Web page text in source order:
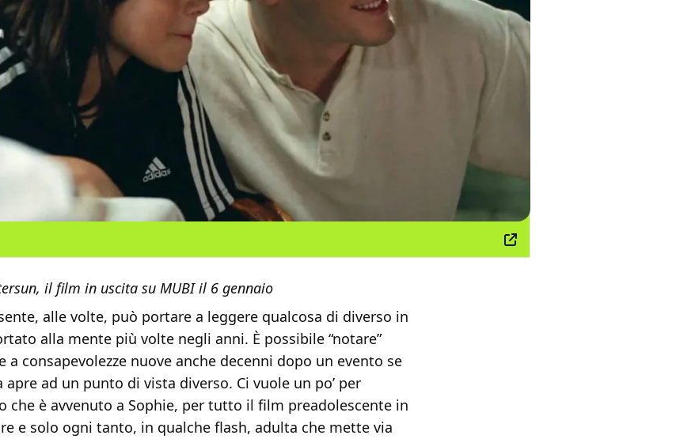
il film in uscita su MUBI il 6 gennaio
alle volte, può portare a leggere qualcosa di diverso in
alla mente più volte negli anni. È possibile “notare”
a consapevolezze nuove anche decenni dopo un evento se
apre ad un punto di vista diverso. Ci vuole un po’ per
che è avvenuto a Sophie, per tutto il film preadolescente in
e solo ogni tanto, in qualche flash, adulta che mette via